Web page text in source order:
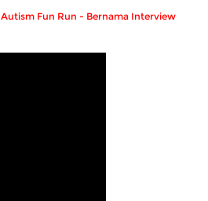
Autism Fun Run - Bernama Interview